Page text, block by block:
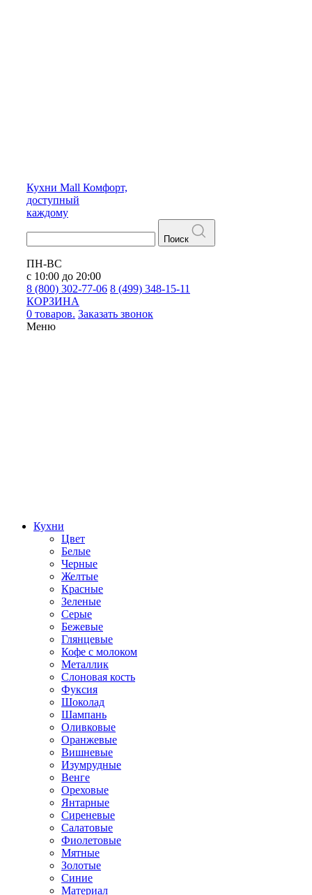
Кухни Mall Комфорт,
доступный
каждому
Поиск
ПН-ВС
с 10:00 до 20:00
8 (800) 302-77-06 8 (499) 348-15-11
КОРЗИНА
0 товаров. Заказать звонок
Меню
Кухни
Цвет
Белые
Черные
Желтые
Красные
Зеленые
Серые
Бежевые
Глянцевые
Кофе с молоком
Металлик
Слоновая кость
Фуксия
Шоколад
Шампань
Оливковые
Оранжевые
Вишневые
Изумрудные
Венге
Ореховые
Янтарные
Сиреневые
Салатовые
Фиолетовые
Мятные
Золотые
Синие
Материал